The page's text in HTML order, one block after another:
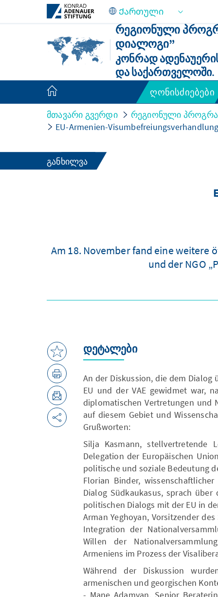
Skip to Main Content
ᲠᲔᲒᲘᲝᲜᲣᲚᲘ
ᲓᲘᲐᲚᲝᲒᲘ”
ᲙᲝᲜᲠᲐᲓ
ᲓᲐ ᲡᲐᲥᲐᲠᲗᲕᲔᲚᲝᲨᲘ.
ღონისძიებები
მთავარი გვერდი რეგიონული
EU-Armenien-
ᲒᲐᲜᲮᲘᲚᲕᲐ
Am 18. November fand eine weitere
und der NGO
დეტალები
An der Diskussion, die dem Dialog
EU und der VAE gewidmet war,
diplomatischen Vertretungen und
auf diesem Gebiet und
Grußworten:
Silja Kasmann, stellvertretende
Delegation der Europäischen
politische und soziale Bedeutung
Florian Binder,
Dialog Südkaukasus, sprach
politischen Dialogs mit der EU in
Arman Yeghoyan, Vorsitzender
Integration der
Willen der
Armeniens im Prozess der
Während der Diskussion
armenischen und georgischen